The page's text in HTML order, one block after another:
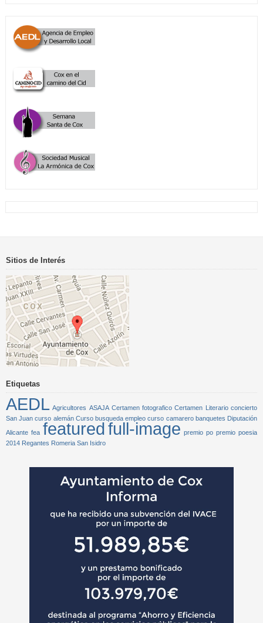
Sitios de Interés
Etiquetas
AEDL Agricultores ASAJA Certamen fotografico Certamen Literario concierto
San Juan curso alemán Curso busqueda empleo curso camarero banquetes Diputación
Alicante fea featuredfull-image premio po premio poesia
2014 Regantes Romeria San Isidro